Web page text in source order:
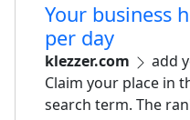
Your business
per day
klezzer.com
add
Claim your place in
search term. The